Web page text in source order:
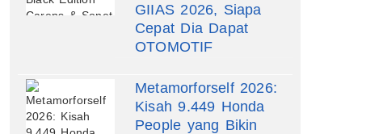
GIIAS 2026, Siapa
Cepat Dia Dapat
OTOMOTIF
Metamorforself 2026:
Kisah 9.449 Honda
People yang Bikin